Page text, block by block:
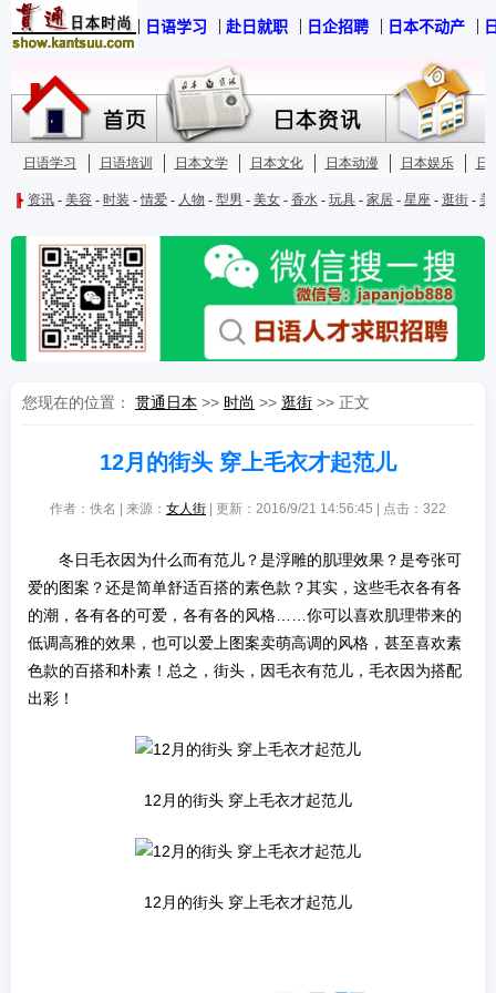
您现在的位置： 贯通日本 >> 时尚 >> 逛街 >> 正文
12月的街头 穿上毛衣才起范儿
作者：佚名 | 来源： 女人街 | 更新：2016/9/21 14:56:45 | 点击： 322
冬日毛衣因为什么而有范儿？是浮雕的肌理效果？是夸张可
爱的图案？还是简单舒适百搭的素色款？其实，这些毛衣各有各
的潮，各有各的可爱，各有各的风格……你可以喜欢肌理带来的
低调高雅的效果，也可以爱上图案卖萌高调的风格，甚至喜欢素
色款的百搭和朴素！总之，街头，因毛衣有范儿，毛衣因为搭配
出彩！
12月的街头 穿上毛衣才起范儿
12月的街头 穿上毛衣才起范儿